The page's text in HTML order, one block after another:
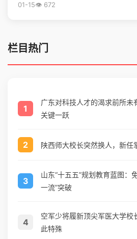
01-15👁️ 672
栏目热门
1
广东对科技人才的渴求前所未
关键一跃
2 陕西师大校长突然换人，新
3
山东“十五五”规划教育蓝图：
一流”突破
4
空军少将履新顶尖军医大学校
此特殊